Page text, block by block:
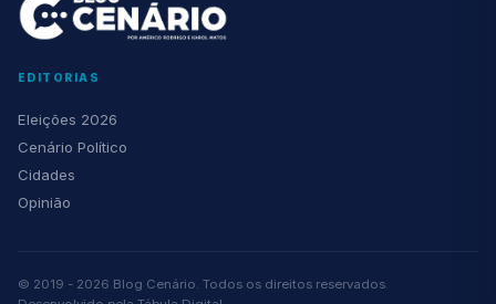
EDITORIAS
Eleições 2026
Cenário Político
Cidades
Opinião
© 2019 - 2026 Blog Cenário. Todos os direitos reservados.